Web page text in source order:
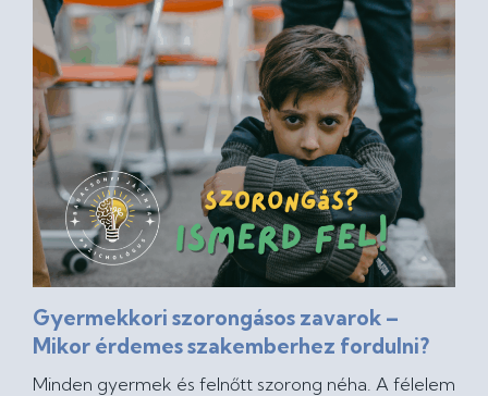
Gyermekkori szorongásos zavarok –
Mikor érdemes szakemberhez fordulni?
Minden gyermek és felnőtt szorong néha. A félelem